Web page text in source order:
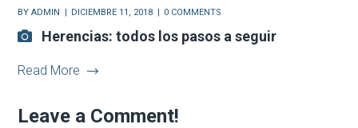
BYADMIN DICIEMBRE 11, 2018 0 COMMENTS
Herencias: todos los pasos a seguir
Read More
Leave a Comment!